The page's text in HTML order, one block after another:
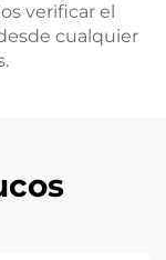
verificar el
cualquier